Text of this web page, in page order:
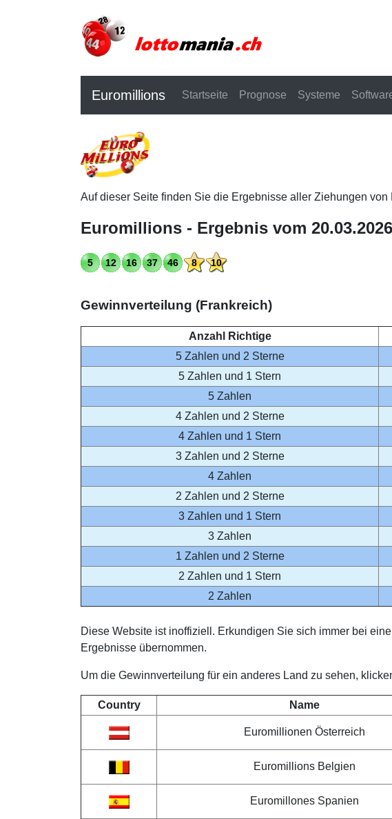
Euromillions Startseite Prognose Systeme
Auf dieser Seite finden Sie die Ergebnisse aller Ziehungen
Euromillions - Ergebnis vom 20.03.2026
5 12 16 37 46 8 10
Gewinnverteilung (Frankreich)
Anzahl Richtige
5 Zahlen und 2 Sterne
5 Zahlen und 1 Stern
5 Zahlen
4 Zahlen und 2 Sterne
4 Zahlen und 1 Stern
3 Zahlen und 2 Sterne
4 Zahlen
2 Zahlen und 2 Sterne
3 Zahlen und 1 Stern
3 Zahlen
1 Zahlen und 2 Sterne
2 Zahlen und 1 Stern
2 Zahlen
Diese Website ist inoffiziell. Erkundigen Sie sich immer bei
Ergebnisse übernommen.
Um die Gewinnverteilung für ein anderes Land zu sehen,
Country Name
Euromillionen Österreich
Euromillions Belgien
Euromillones Spanien